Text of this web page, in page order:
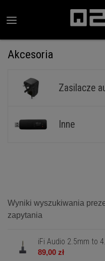
Akcesoria
Zasilacze
Inne
Wyniki wyszukiwania
zapytania
iFi Audio 2.5mm to
89,00 zł